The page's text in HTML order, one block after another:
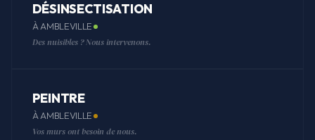
DÉSINSECTISATION
À AMBLEVILLE
Des nuisibles ? Nous intervenons.
PEINTRE
À AMBLEVILLE
Vos murs ont besoin de nous.